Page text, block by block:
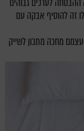
ההבטחה לערכים גבוהים
זה להוסיף אבקה עם
מחכה מתכון לשייק